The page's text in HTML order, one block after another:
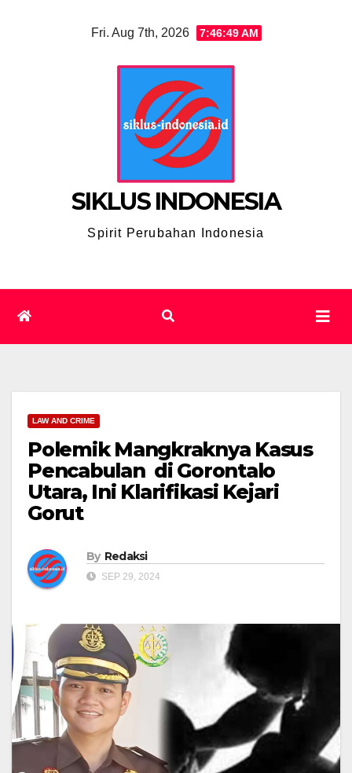
Fri. Aug 7th, 2026 7:46:50 AM
SIKLUS INDONESIA
Spirit Perubahan Indonesia
LAW AND CRIME
Polemik Mangkraknya Kasus
Pencabulan di Gorontalo
Utara, Ini Klarifikasi Kejari
Gorut
By Redaksi
SEP 29, 2024